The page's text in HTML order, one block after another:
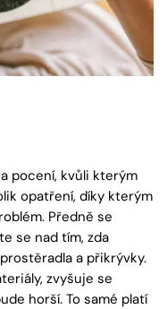
pocení, kvůli kterým
opatření, díky kterým
Předně se
se nad tím, zda
a přikrývky.
zvyšuje se
horší. To samé platí